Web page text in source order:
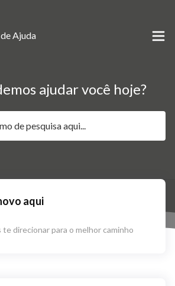
Ajuda
ajudar você hoje?
aqui
te direcionar para o melhor caminho